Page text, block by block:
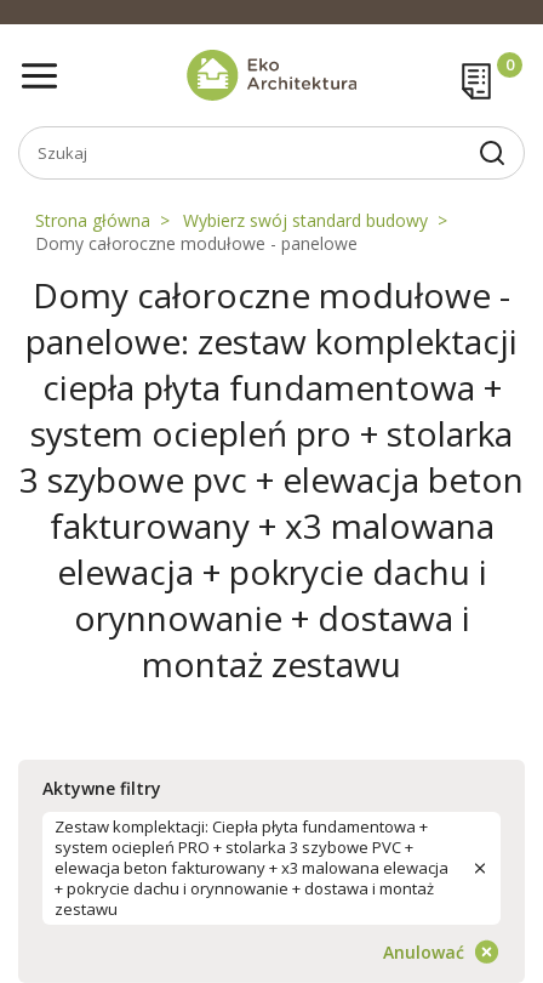
Strona główna
Wybierz swój standard budowy
Domy całoroczne modułowe - panelowe
Domy całoroczne modułowe -
panelowe: zestaw komplektacji
ciepła płyta fundamentowa +
system ociepleń pro + stolarka
3 szybowe pvc + elewacja beton
fakturowany + x3 malowana
elewacja + pokrycie dachu i
orynnowanie + dostawa i
montaż zestawu
Aktywne filtry
Zestaw komplektacji: Ciepła płyta fundamentowa +
system ociepleń PRO + stolarka 3 szybowe PVC +
elewacja beton fakturowany + x3 malowana elewacja
+ pokrycie dachu i orynnowanie + dostawa i montaż
zestawu
Anulować